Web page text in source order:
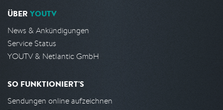
ÜBER YOUTV
News & Ankündigungen
Service Status
YOUTV & Netlantic GmbH
SO FUNKTIONIERT'S
Sendungen online aufzeichnen